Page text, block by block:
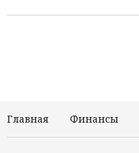
Главная Финансы